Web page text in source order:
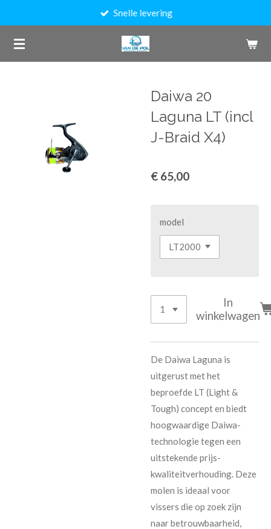
naar
de
Snelle levering
Daiwa 20
Laguna LT (incl
J-Braid X4)
€ 65,00
model
In
winkelwagen
De Daiwa Laguna is
uitgerust met het
beproefde LT (Light &
Tough) concept en biedt
hoogwaardige Daiwa-
technologie tegen een
uitstekende prijs-
kwaliteitverhouding. Deze
molen is ideaal voor
vissers die op zoek zijn
naar betrouwbaarheid,